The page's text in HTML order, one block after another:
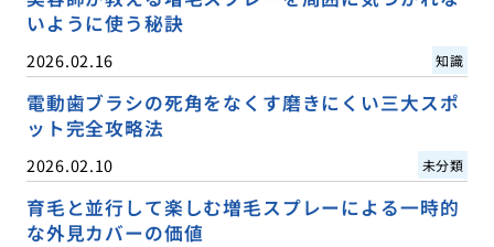
いように使う秘訣
2026.02.16 知識
電動歯ブラシの死角をなくす磨きにくい三大スポ
ット完全攻略法
2026.02.10 未分類
育毛と並行して楽しむ増毛スプレーによる一時的
な外見カバーの価値